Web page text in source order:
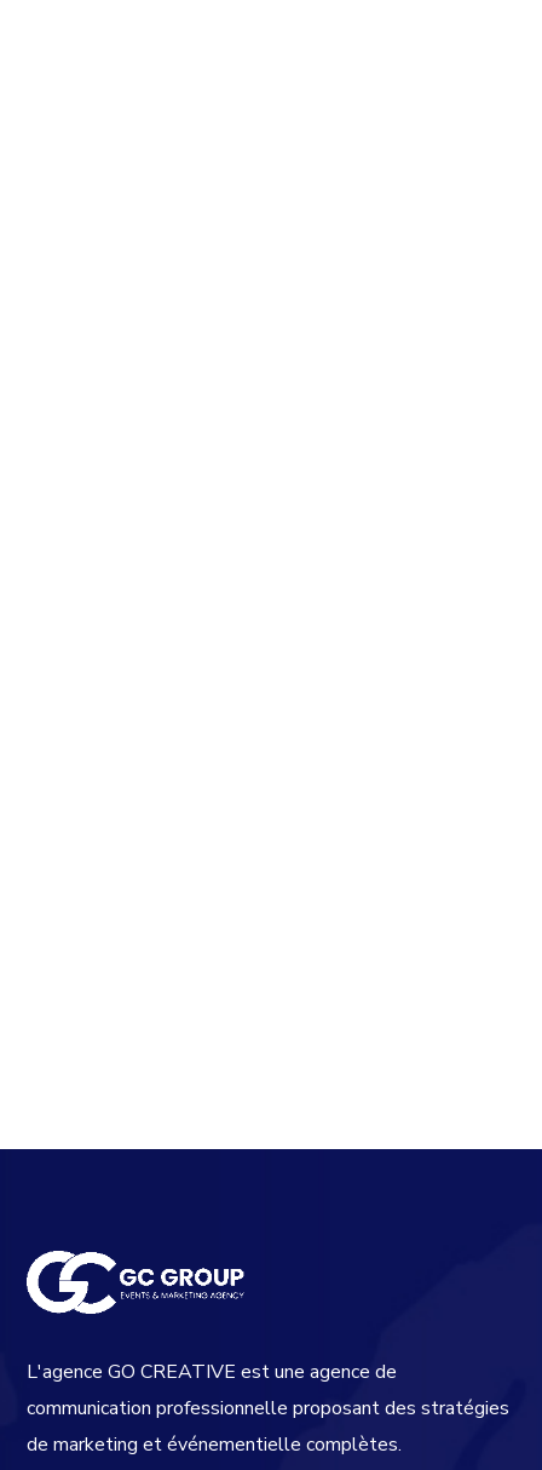
L'agence GO CREATIVE est une agence de
communication professionnelle proposant des stratégies
de marketing et événementielle complètes.